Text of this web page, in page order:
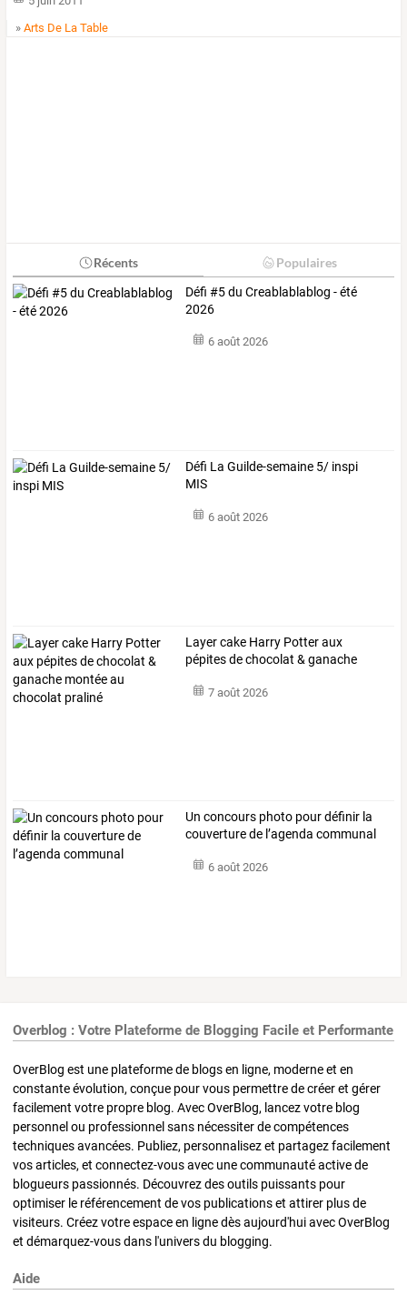
»Arts De La Table
Récents Populaires
Défi #5 du Creablablablog - été
2026
6 août 2026
Défi La Guilde-semaine 5/ inspi
MIS
6 août 2026
Layercake Harry Potteraux
pépitesdechocolat & ganache
7 août 2026
Un concours photo pour définir la
couverture de l’agenda communal
6 août 2026
Overblog : Votre Plateforme de Blogging Facile et Performante
OverBlog est une plateforme de blogs en ligne, moderne et en
constante évolution, conçue pour vous permettre de créer et gérer
facilement votre propre blog. Avec OverBlog, lancez votre blog
personnel ou professionnel sans nécessiter de compétences
techniques avancées. Publiez, personnalisez et partagez facilement
vos articles, et connectez-vous avec une communauté active de
blogueurs passionnés. Découvrez des outils puissants pour
optimiser le référencement de vos publications et attirer plus de
visiteurs. Créez votre espace en ligne dès aujourd'hui avec OverBlog
et démarquez-vous dans l'univers du blogging.
Aide